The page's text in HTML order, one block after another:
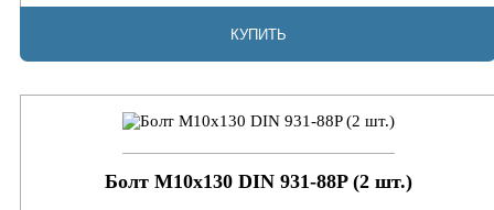
КУПИТЬ
Болт M10x130 DIN 931-88P (2 шт.)